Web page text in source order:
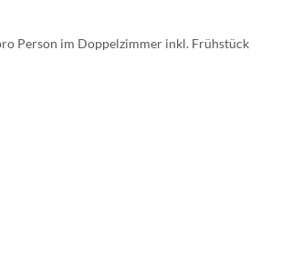
Person im Doppelzimmer inkl. Frühstück